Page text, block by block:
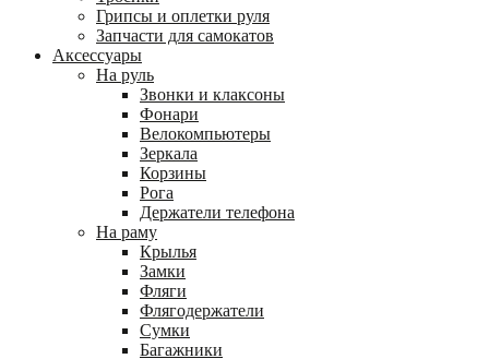
Грипсы и оплетки руля
Запчасти для самокатов
Аксессуары
На руль
Звонки и клаксоны
Фонари
Велокомпьютеры
Зеркала
Корзины
Рога
Держатели телефона
На раму
Крылья
Замки
Фляги
Флягодержатели
Сумки
Багажники